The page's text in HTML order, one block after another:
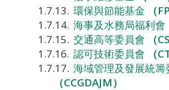
環保與節能基金 （
海事及水務局福利會
交通高等委員會
（
認可技術委員會
（
海域管理及發展統籌
（CCGDAJM）